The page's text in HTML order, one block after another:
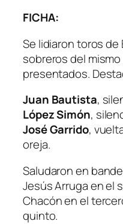
FICHA:
Se lidiaron toros de
sobreros del
presentados.
Juan Bautista,
López Simón,
José Garrido,
oreja.
Saludaron en
Jesús Arruga en el
Chacón en el
quinto.